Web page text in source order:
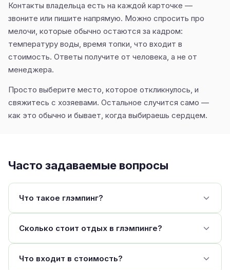
Контакты владельца есть на каждой карточке —
звоните или пишите напрямую. Можно спросить про
мелочи, которые обычно остаются за кадром:
температуру воды, время топки, что входит в
стоимость. Ответы получите от человека, а не от
менеджера.
Просто выберите место, которое откликнулось, и
свяжитесь с хозяевами. Остальное случится само —
как это обычно и бывает, когда выбираешь сердцем.
Часто задаваемые вопросы
Что такое глэмпинг?
Сколько стоит отдых в глэмпинге?
Что входит в стоимость?